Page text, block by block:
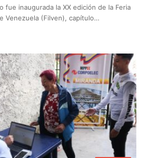
fue inaugurada la XX edición de la Feria
Venezuela (Filven), capítulo…